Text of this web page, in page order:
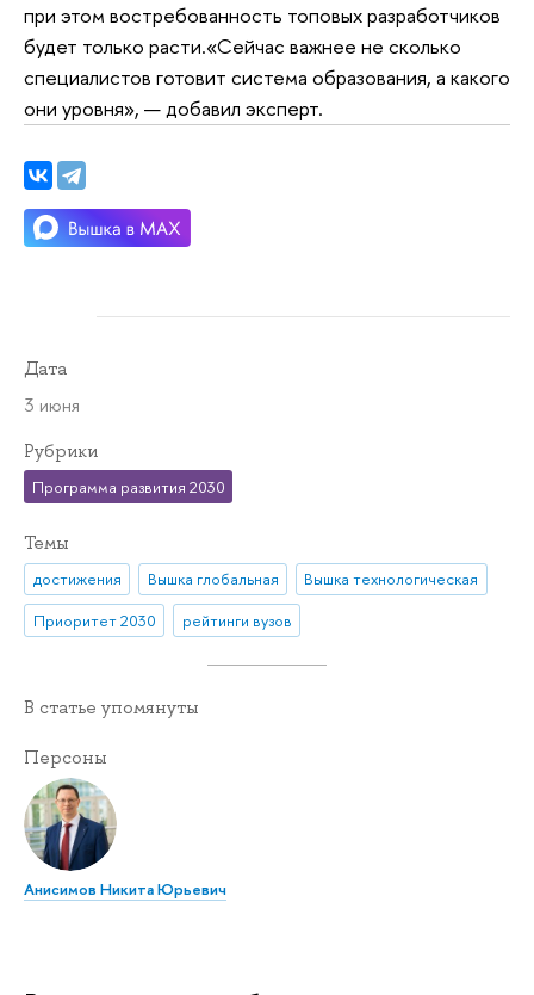
при этом востребованность топовых разработчиков
будет только расти.«Сейчас важнее не сколько
специалистов готовит система образования, а какого
они уровня», — добавил эксперт.
Дата
3 июня
Рубрики
Программа развития 2030
Темы
достижения Вышка глобальная
Вышка технологическая
Приоритет 2030
рейтинги вузов
В статье упомянуты
Персоны
Анисимов Никита Юрьевич